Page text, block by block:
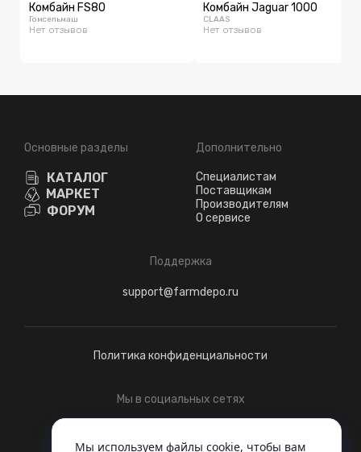
Комбайн FS80
Гомсельмаш
Нет отзывов
Комбайн Jaguar 1000
CLAAS
Нет отзывов
Основные разделы
КАТАЛОГ
МАРКЕТ
ФОРУМ
Дополнительно
Специалистам
Поставщикам
Производителям
О сервисе
Поддержка
support@farmdepo.ru
Политика конфиденциальности
Мы в социальных сетях
Мы используем файлы cookie, чтобы вам